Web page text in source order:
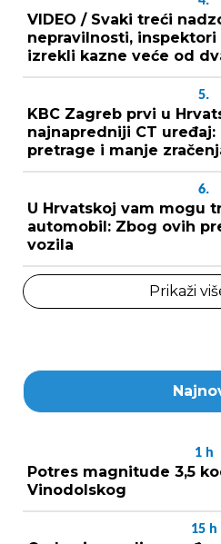
VIDEO / Svaki treći
nepravilnosti,
izrekli kazne veće od
5.
KBC Zagreb prvi u
najnapredniji CT
pretrage i manje
6.
U Hrvatskoj vam mogu
automobil: Zbog ovih
vozila
Prikaži
1 h
Potres magnitude 3,5
Vinodolskog
15 h